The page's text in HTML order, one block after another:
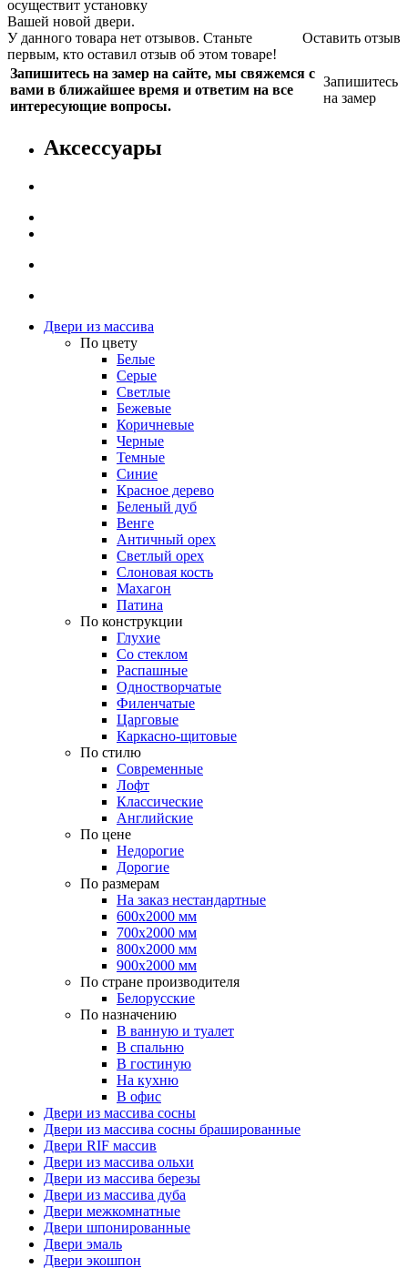
осуществит установку
Вашей новой двери.
Оставить отзыв
У данного товара нет отзывов. Станьте
первым, кто оставил отзыв об этом товаре!
Запишитесь на замер на сайте, мы свяжемся с
вами в ближайшее время и ответим на все
интересующие вопросы.
Запишитесь
на замер
Аксессуары
Двери из массива
По цвету
Белые
Серые
Светлые
Бежевые
Коричневые
Черные
Темные
Синие
Красное дерево
Беленый дуб
Венге
Античный орех
Светлый орех
Слоновая кость
Махагон
Патина
По конструкции
Глухие
Со стеклом
Распашные
Одностворчатые
Филенчатые
Царговые
Каркасно-щитовые
По стилю
Современные
Лофт
Классические
Английские
По цене
Недорогие
Дорогие
По размерам
На заказ нестандартные
600х2000 мм
700х2000 мм
800х2000 мм
900х2000 мм
По стране производителя
Белорусские
По назначению
В ванную и туалет
В спальню
В гостиную
На кухню
В офис
Двери из массива сосны
Двери из массива сосны брашированные
Двери RIF массив
Двери из массива ольхи
Двери из массива березы
Двери из массива дуба
Двери межкомнатные
Двери шпонированные
Двери эмаль
Двери экошпон